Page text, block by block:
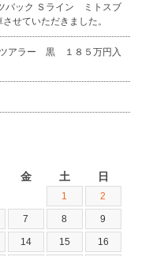
バック Ｓライン ミトスブ
せていただきました。
ツアラー 黒 １８５万円入
金 土 日
1 2
7 8 9
14 15 16